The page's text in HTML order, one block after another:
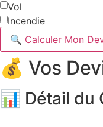
Vol
Incendie
🔍 Calculer Mon
💰 Vos
📊 Détail du